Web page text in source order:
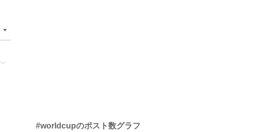
#worldcupのポスト数グラフ